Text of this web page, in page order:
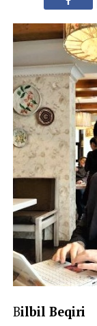
Bilbil Beqiri